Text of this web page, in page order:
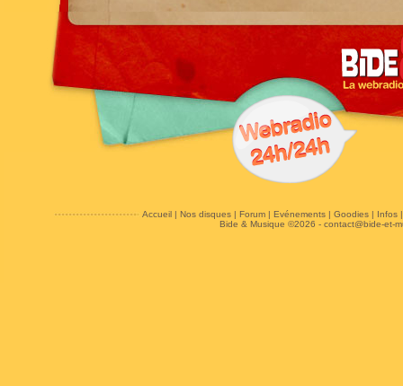
Accueil| Nos disques| Forum| Evénements| Goodies| Infos
Bide & Musique ©2026 - contact@bide-et-